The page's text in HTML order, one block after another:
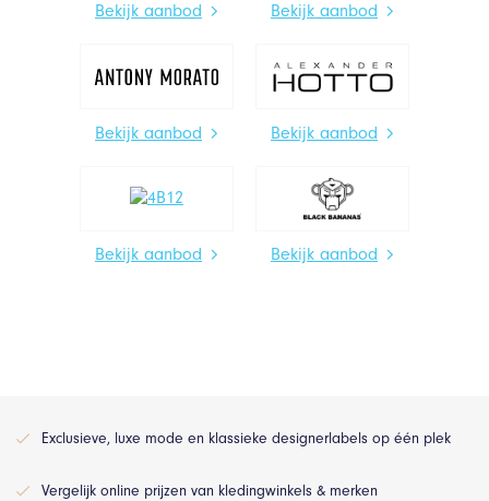
Bekijk aanbod Bekijk aanbod
Bekijk aanbod Bekijk aanbod
Bekijk aanbod Bekijk aanbod
Exclusieve, luxe mode en klassieke designerlabels op één plek
Vergelijk online prijzen van kledingwinkels & merken